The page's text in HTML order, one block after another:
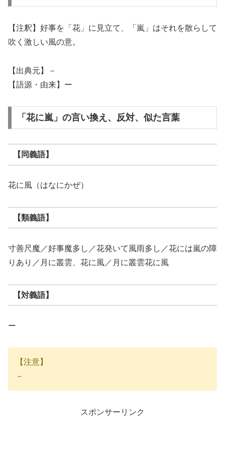
【注釈】好事を「花」に見立て、「嵐」はそれを散らして
吹く激しい風の意。
【出典元】－
【語源・由来】ー
「花に嵐」の言い換え、反対、似た言葉
【同義語】
花に風（はなにかぜ）
【類義語】
寸善尺魔／好事魔多し／花発いて風雨多し／花には嵐の障
りあり／月に叢雲、花に風／月に叢雲花に風
【対義語】
ー
【注意】
－
スポンサーリンク